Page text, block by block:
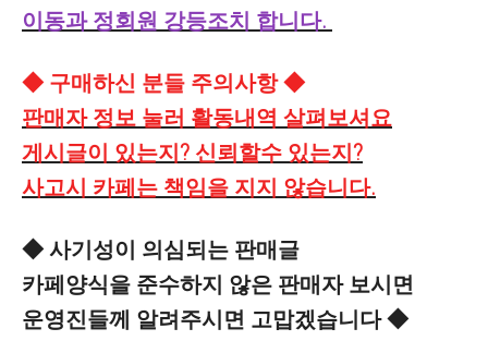
이동과 정회원 강등조치 합니다.
◆ 구매하신 분들 주의사항 ◆
판매자 정보 눌러 활동내역 살펴보셔요
게시글이 있는지? 신뢰할수 있는지?
사고시 카페는 책임을 지지 않습니다.
◆ 사기성이 의심되는 판매글
카페양식을 준수하지 않은 판매자 보시면
운영진들께 알려주시면 고맙겠습니다 ◆